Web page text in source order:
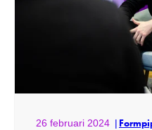
26 februari 2024